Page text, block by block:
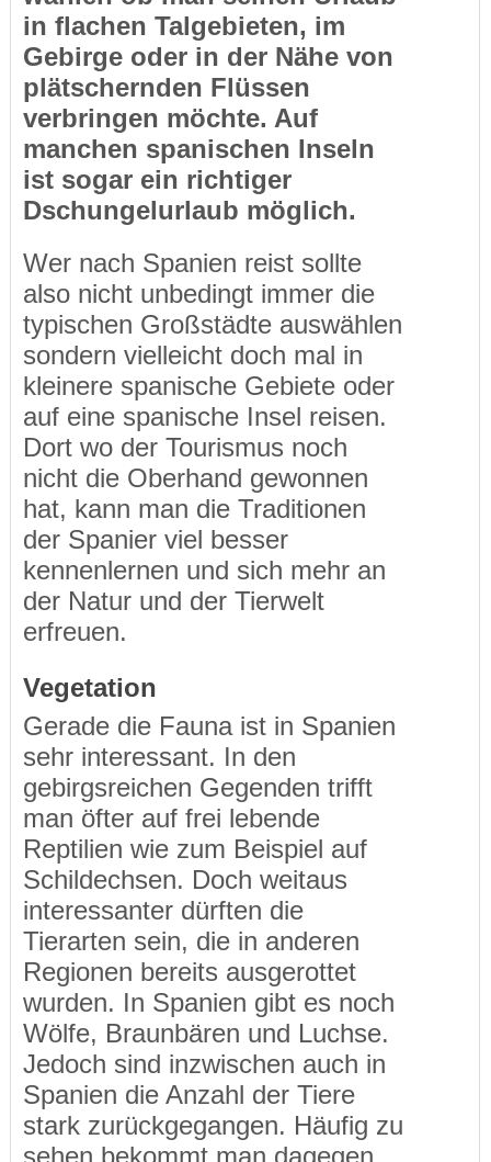
in flachen Talgebieten, im
Gebirge oder in der Nähe von
plätschernden Flüssen
verbringen möchte. Auf
manchen spanischen Inseln
ist sogar ein richtiger
Dschungelurlaub möglich.
Wer nach Spanien reist sollte
also nicht unbedingt immer die
typischen Großstädte auswählen
sondern vielleicht doch mal in
kleinere spanische Gebiete oder
auf eine spanische Insel reisen.
Dort wo der Tourismus noch
nicht die Oberhand gewonnen
hat, kann man die Traditionen
der Spanier viel besser
kennenlernen und sich mehr an
der Natur und der Tierwelt
erfreuen.
Vegetation
Gerade die Fauna ist in Spanien
sehr interessant. In den
gebirgsreichen Gegenden trifft
man öfter auf frei lebende
Reptilien wie zum Beispiel auf
Schildechsen. Doch weitaus
interessanter dürften die
Tierarten sein, die in anderen
Regionen bereits ausgerottet
wurden. In Spanien gibt es noch
Wölfe, Braunbären und Luchse.
Jedoch sind inzwischen auch in
Spanien die Anzahl der Tiere
stark zurückgegangen. Häufig zu
sehen bekommt man dagegen